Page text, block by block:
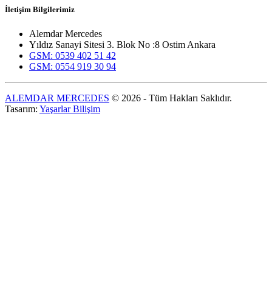
İletişim Bilgilerimiz
Alemdar Mercedes
Yıldız Sanayi Sitesi 3. Blok No :8 Ostim Ankara
GSM: 0539 402 51 42
GSM: 0554 919 30 94
ALEMDAR MERCEDES © 2026 - Tüm Hakları Saklıdır.
Tasarım: Yaşarlar Bilişim